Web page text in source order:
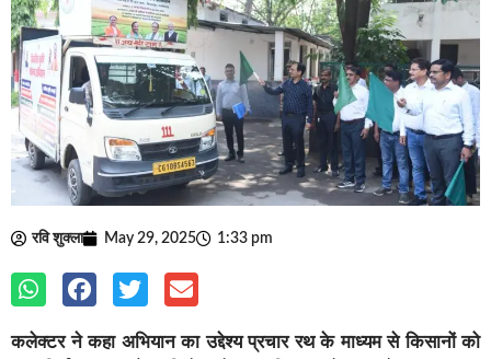
रवि शुक्ला May 29, 2025 1:33 pm
कलेक्टर ने कहा अभियान का उद्देश्य प्रचार रथ के माध्यम से किसानों को